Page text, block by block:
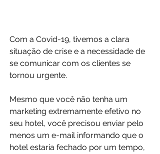
Com a Covid-19, tivemos a clara
situação de crise e a necessidade de
se comunicar com os clientes se
tornou urgente.
Mesmo que você não tenha um
marketing extremamente efetivo no
seu hotel, você precisou enviar pelo
menos um e-mail informando que o
hotel estaria fechado por um tempo,